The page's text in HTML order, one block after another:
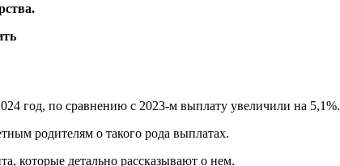
год, по сравнению с 2023-м выплату увеличили на 5,1%.
родителям о такого рода выплатах.
которые детально рассказывают о нем.